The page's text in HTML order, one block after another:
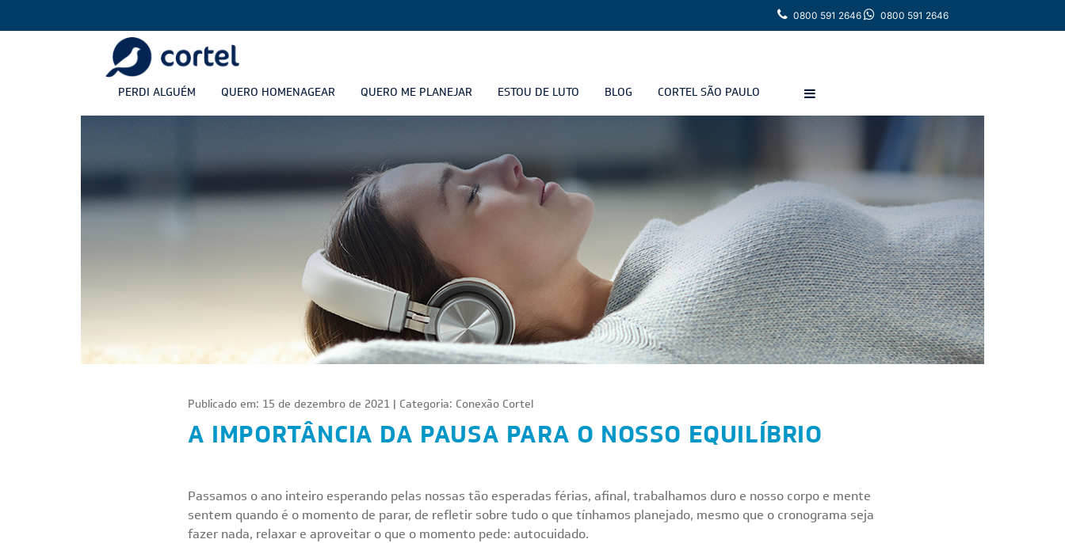
0800 591 2646 0800 591 2646
PERDI ALGUÉM QUERO HOMENAGEAR QUERO ME PLANEJAR ESTOU DE LUTO BLOG CORTEL SÃO PAULO
Publicado em: 15 de dezembro de 2021 | Categoria: Conexão Cortel
A IMPORTÂNCIA DA PAUSA PARA O NOSSO EQUILÍBRIO
Passamos o ano inteiro esperando pelas nossas tão esperadas férias, afinal, trabalhamos duro e nosso corpo e mente
sentem quando é o momento de parar, de refletir sobre tudo o que tínhamos planejado, mesmo que o cronograma seja
fazer nada, relaxar e aproveitar o que o momento pede: autocuidado.